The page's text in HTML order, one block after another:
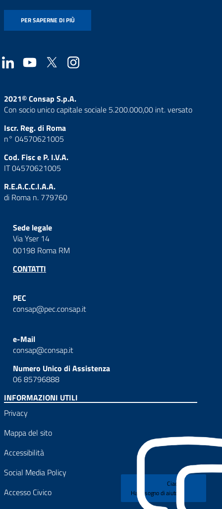
PER SAPERNE DI PIÙ
2021© Consap S.p.A.
Con socio unico capitale sociale 5.200.000,00 int. versato
Iscr. Reg. di Roma
n° 04570621005
Cod. Fisc e P. I.V.A.
IT 04570621005
R.E.A.C.C.I.A.A.
di Roma n. 779760
Sede legale
Via Yser 14
00198 Roma RM
CONTATTI
PEC
consap@pec.consap.it
e-Mail
consap@consap.it
Numero Unico di Assistenza
06 85796888
INFORMAZIONI UTILI
Privacy
Mappa del sito
Accessibilità
Social Media Policy
Accesso Civico
Ciao!
Hai bisogno di aiuto?